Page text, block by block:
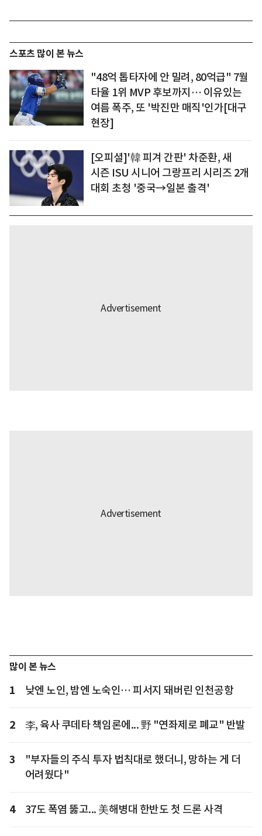
스포츠 많이 본 뉴스
"48억 톱타자에 안 밀려, 80억급" 7월
타율 1위 MVP 후보까지… 이유있는
여름 폭주, 또 '박진만 매직'인가[대구
현장]
[오피셜]'韓 피겨 간판' 차준환, 새
시즌 ISU 시니어 그랑프리 시리즈 2개
대회 초청 '중국→일본 출격'
많이 본 뉴스
1 낮엔 노인, 밤엔 노숙인… 피서지 돼버린 인천공항
2 李, 육사 쿠데타 책임론에... 野 "연좌제로 폐교" 반발
3
"부자들의 주식 투자 법칙대로 했더니, 망하는 게 더
어려웠다"
4 37도 폭염 뚫고... 美해병대 한반도 첫 드론 사격